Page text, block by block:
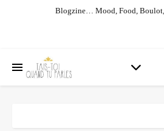
Blogzine… Mood, Food, Boulot,